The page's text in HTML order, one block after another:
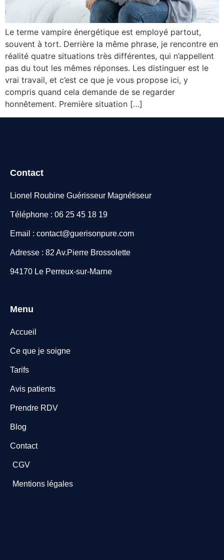
Le terme vampire énergétique est employé partout,
souvent à tort. Derrière la même phrase, je rencontre en
réalité quatre situations très différentes, qui n’appellent
pas du tout les mêmes réponses. Les distinguer est le
vrai travail, et c’est ce que je vous propose ici, y
compris quand cela demande de se regarder
honnêtement. Première situation […]
Contact
Lionel Roubine Guérisseur Magnétiseur
Téléphone : 06 25 45 18 19
Email : contact@guerisonpure.com
Adresse : 82 Av.Pierre Brossolette
94170 Le Perreux-sur-Marne
Menu
Accueil
Ce que je soigne
Tarifs
Avis patients
Prendre RDV
Blog
Contact
CGV
Mentions légales